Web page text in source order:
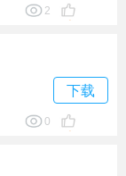
2
下载
0